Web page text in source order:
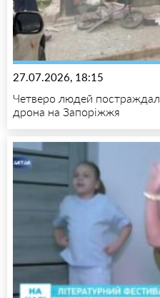
27.07.2026, 18:15
Четверо людей
дрона на Запоріжжя